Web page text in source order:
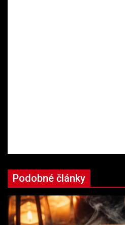
Podobné články